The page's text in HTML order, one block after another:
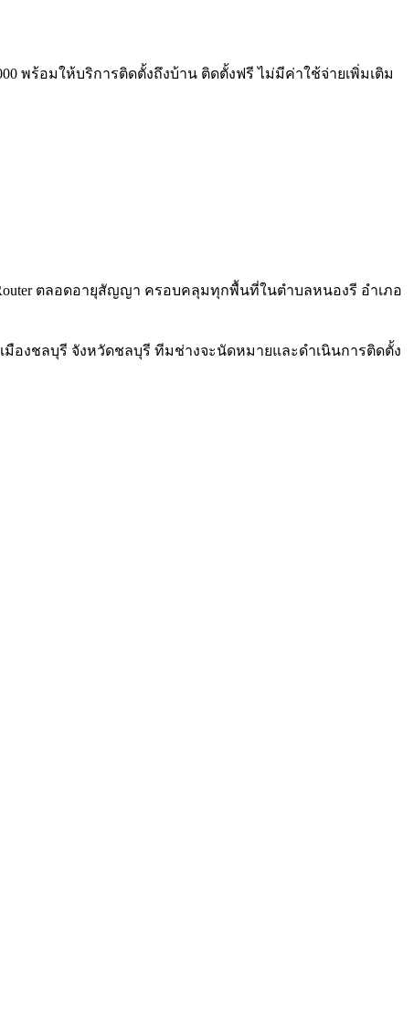
พร้อมให้บริการติดตั้งถึงบ้าน ติดตั้งฟรี ไม่มีค่าใช้จ่ายเพิ่มเติม
ตลอดอายุสัญญา ครอบคลุมทุกพื้นที่ในตำบลหนองรี อำเภอ
องชลบุรี จังหวัดชลบุรี ทีมช่างจะนัดหมายและดำเนินการติดตั้ง